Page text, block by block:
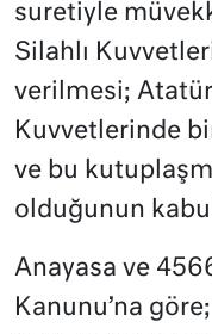
suretiyle
Silahlı
verilmesi;
Kuvvetlerinde
ve bu
olduğunun
Anayasa ve
Kanunu’na